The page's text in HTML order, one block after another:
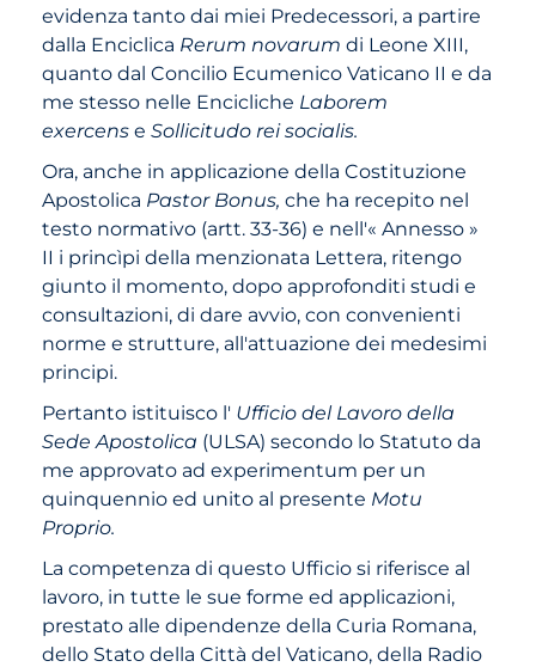
evidenza tanto dai miei Predecessori, a partire
dalla Enciclica Rerum novarum di Leone XIII,
quanto dal Concilio Ecumenico Vaticano II e da
me stesso nelle Encicliche Laborem
exercense Sollicitudo rei socialis.
Ora, anche in applicazione della Costituzione
Apostolica Pastor Bonus, che ha recepito nel
testo normativo (artt. 33-36) e nell'« Annesso »
II i princìpi della menzionata Lettera, ritengo
giunto il momento, dopo approfonditi studi e
consultazioni, di dare avvio, con convenienti
norme e strutture, all'attuazione dei medesimi
principi.
Pertanto istituisco l' Ufficio del Lavoro della
Sede Apostolica (ULSA) secondo lo Statuto da
me approvato ad experimentum per un
quinquennio ed unito al presente Motu
Proprio.
La competenza di questo Ufficio si riferisce al
lavoro, in tutte le sue forme ed applicazioni,
prestato alle dipendenze della Curia Romana,
dello Stato della Città del Vaticano, della Radio